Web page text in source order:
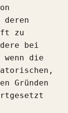
deren
zu
bei
wenn die
Gründen